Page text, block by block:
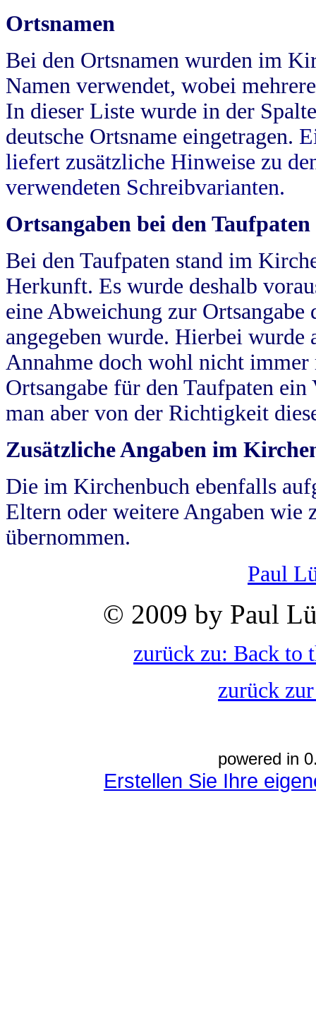
Ortsnamen
Bei den Ortsnamen wurden im
Namen verwendet, wobei
In dieser Liste wurde in der
deutsche Ortsname eingetragen.
liefert zusätzliche Hinweise zu
verwendeten Schreibvarianten.
Ortsangaben bei den Taufpaten
Bei den Taufpaten stand im
Herkunft. Es wurde deshalb
eine Abweichung zur
angegeben wurde. Hierbei wurde
Annahme doch wohl nicht
Ortsangabe für den Taufpaten
man aber von der Richtigkeit
Zusätzliche Angaben im
Die im Kirchenbuch ebenfalls
Eltern oder weitere Angaben wie
übernommen.
Paul
© 2009 by Paul
zurück zu: Back to
zurück
powered in
Erstellen Sie Ihre